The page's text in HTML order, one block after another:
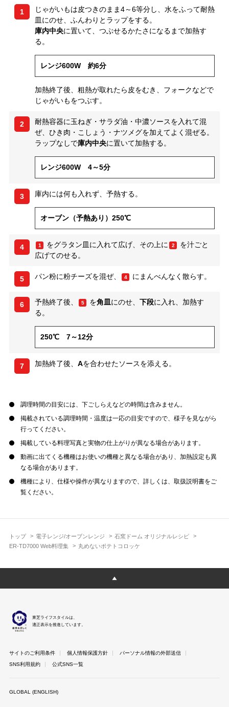
トップ 電子レンジ/オーブンレンジ
石窯ドーム オリジナルレシピ
ER-TD7000 Web料理集
丸めないポテトコロッケ
1
じゃがいもは皮つきのまま4～6等分し、水をふって耐熱
皿にのせ、ふんわりとラップをする。
庫内中央に置いて、つぶせるかたさになるまで加熱す
る。
レンジ600W 約6分
加熱終了後、粗熱が取れたら皮をむき、フォークなどで
じゃがいもをつぶす。
2
耐熱容器に玉ねぎ・サラダ油・中濃ソースを入れて混
ぜ、ひき肉・こしょう・ナツメグを加えてよく混ぜる。
ラップなしで庫内中央に置いて加熱する。
レンジ600W 4～5分
3 庫内には何も入れず、予熱する。
オーブン（予熱あり）250℃
4 1 をグラタン皿に入れて広げ、その上に 2
を汁ごと
広げてのせる。
5 パン粉に粉チーズを混ぜ、 4 にまんべんなく散らす。
6 予熱終了後、 5 を角皿にのせ、 下段に入れ、加熱す
る。
250℃ 7～12分
7 加熱終了後、 Aを合わせたソースを添える。
調理時間の目安には、下ごしらえなどの時間は含みません。
掲載されている調理時間・温度は一応の目安ですので、様子を見ながら
行ってください。
掲載している料理写真と実物の仕上がりが異なる場合があります。
動画に出てくる機種はお使いの機種と異なる場合があり、加熱設定も異
なる場合があります。
機種により、仕様や操作が異なりますので、詳しくは、取扱説明書をご
覧ください。
東芝ライフスタイルは、
適正表示を推進しています。
サイトのご利用条件 個人情報保護方針
パーソナル情報の外部送信
SNS利用規約
公式SNS一覧
GLOBAL (ENGLISH)